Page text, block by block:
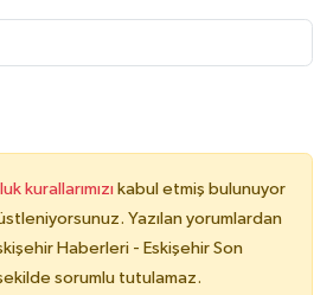
kurallarımızı kabul etmiş bulunuyor
Yazılan yorumlardan
Haberleri - Eskişehir Son
sorumlu tutulamaz.